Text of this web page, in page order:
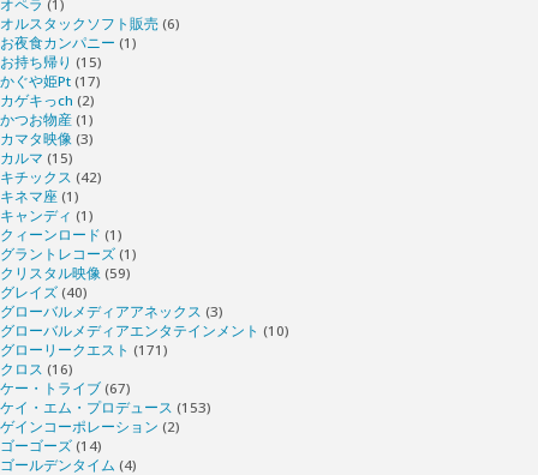
オペラ (1)
オルスタックソフト販売 (6)
お夜食カンパニー (1)
お持ち帰り (15)
かぐや姫Pt (17)
カゲキっch (2)
かつお物産 (1)
カマタ映像 (3)
カルマ (15)
キチックス (42)
キネマ座 (1)
キャンディ (1)
クィーンロード (1)
グラントレコーズ (1)
クリスタル映像 (59)
グレイズ (40)
グローバルメディアアネックス (3)
グローバルメディアエンタテインメント (10)
グローリークエスト (171)
クロス (16)
ケー・トライブ (67)
ケイ・エム・プロデュース (153)
ゲインコーポレーション (2)
ゴーゴーズ (14)
ゴールデンタイム (4)